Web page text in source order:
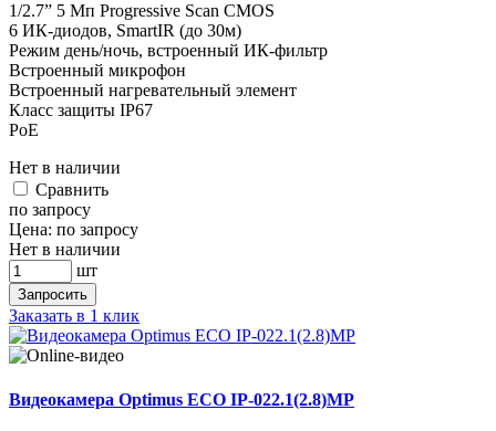
1/2.7” 5 Мп Progressive Scan CMOS
6 ИК-диодов, SmartIR (до 30м)
Режим день/ночь, встроенный ИК-фильтр
Встроенный микрофон
Встроенный нагревательный элемент
Класс защиты IР67
PoE
Нет в наличии
Cравнить
по запросу
Цена: по запросу
Нет в наличии
шт
Запросить
Заказать в 1 клик
Видеокамера Optimus ECO IP-022.1(2.8)MP